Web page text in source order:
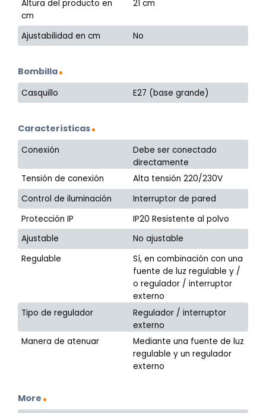
Altura del producto en
cm
21 cm
Ajustabilidad en cm No
Bombilla
Casquillo E27 (base grande)
Características
Conexión
Debe ser conectado
directamente
Tensión de conexión
Alta tensión 220/230V
Control de iluminación
Interruptor de pared
Protección IP
IP20 Resistente al polvo
Ajustable
No ajustable
Regulable
Sí, en combinación con una
fuente de luz regulable y /
o regulador / interruptor
externo
Tipo de regulador
Regulador / interruptor
externo
Manera de atenuar
Mediante una fuente de luz
regulable y un regulador
externo
More